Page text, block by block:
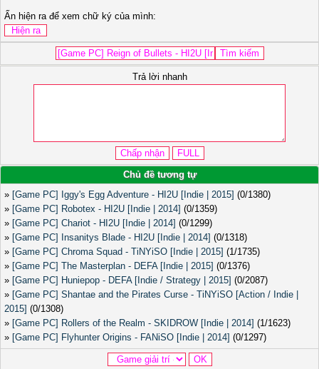
Ấn hiện ra để xem chữ ký của mình:
Trả lời nhanh
Chủ đề tương tự
» [Game PC] Iggy's Egg Adventure - HI2U [Indie | 2015] (0/1380)
» [Game PC] Robotex - HI2U [Indie | 2014] (0/1359)
» [Game PC] Chariot - HI2U [Indie | 2014] (0/1299)
» [Game PC] Insanitys Blade - HI2U [Indie | 2014] (0/1318)
» [Game PC] Chroma Squad - TiNYiSO [Indie | 2015] (1/1735)
» [Game PC] The Masterplan - DEFA [Indie | 2015] (0/1376)
» [Game PC] Huniepop - DEFA [Indie / Strategy | 2015] (0/2087)
» [Game PC] Shantae and the Pirates Curse - TiNYiSO [Action / Indie |
2015] (0/1308)
» [Game PC] Rollers of the Realm - SKIDROW [Indie | 2014] (1/1623)
» [Game PC] Flyhunter Origins - FANiSO [Indie | 2014] (0/1297)